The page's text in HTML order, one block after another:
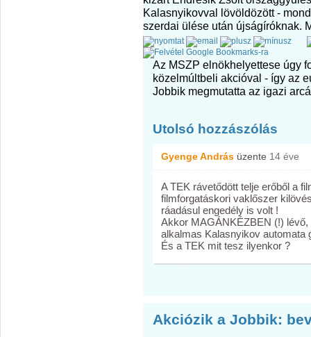
Kalasnyikovval lövöldözött -
szerdai ülése után újságíróknak.
Az MSZP elnökhelyettese úgy
közelmúltbeli akcióval - így az
Jobbik megmutatta az igazi
Utolsó hozzászólás
Gyenge András üzente 14 éve
A TEK rávetődött telje erőből a
filmforgatáskori vaklőszer
ráadásul engedély is volt !
Akkor MAGÁNKÉZBEN (!)
alkalmas Kalasnyikov automata
És a TEK mit tesz ilyenkor ?
Akciózik a Jobbik: